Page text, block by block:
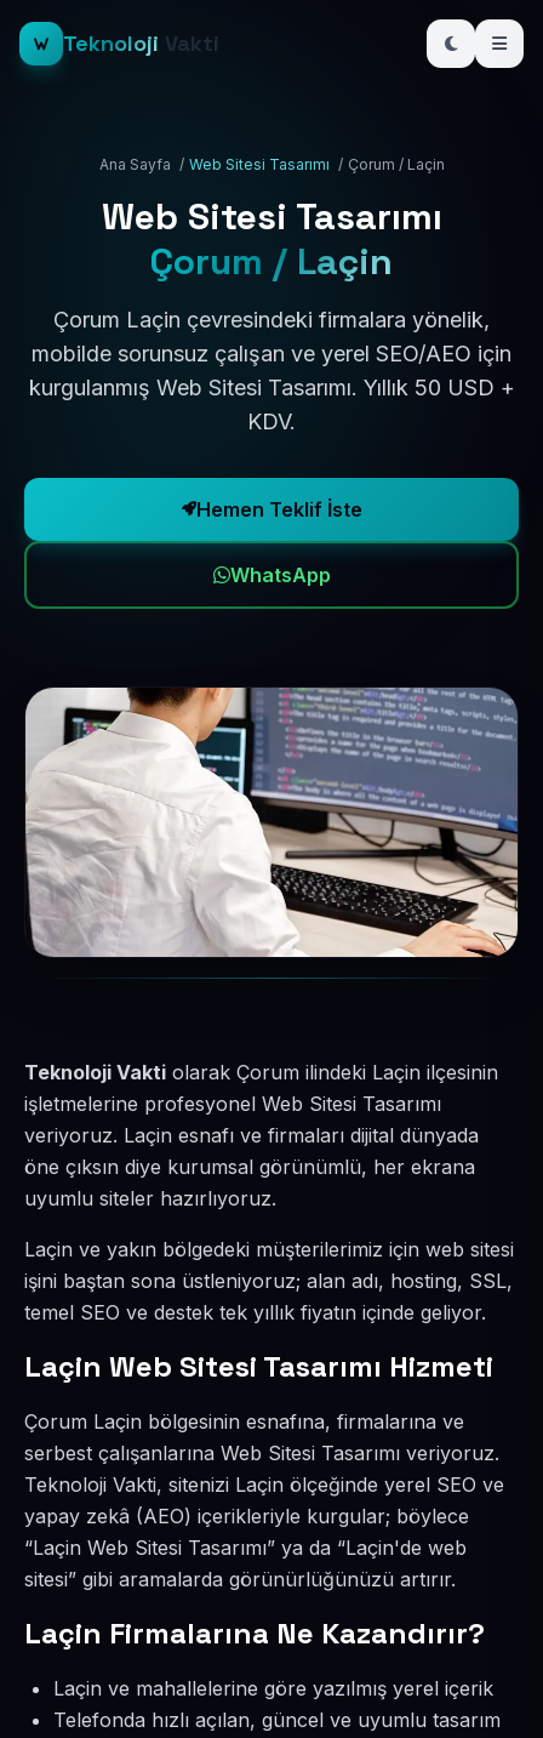
Teknoloji Vakti
Ana Sayfa / Web Sitesi Tasarımı / Çorum / Laçin
Web Sitesi Tasarımı
Çorum / Laçin
Çorum Laçin çevresindeki firmalara yönelik,
mobilde sorunsuz çalışan ve yerel SEO/AEO için
kurgulanmış Web Sitesi Tasarımı. Yıllık 50 USD +
KDV.
Hemen Teklif İste
WhatsApp
Teknoloji Vakti olarak Çorum ilindeki Laçin ilçesinin
işletmelerine profesyonel Web Sitesi Tasarımı
veriyoruz. Laçin esnafı ve firmaları dijital dünyada
öne çıksın diye kurumsal görünümlü, her ekrana
uyumlu siteler hazırlıyoruz.
Laçin ve yakın bölgedeki müşterilerimiz için web sitesi
işini baştan sona üstleniyoruz; alan adı, hosting, SSL,
temel SEO ve destek tek yıllık fiyatın içinde geliyor.
Laçin Web Sitesi Tasarımı Hizmeti
Çorum Laçin bölgesinin esnafına, firmalarına ve
serbest çalışanlarına Web Sitesi Tasarımı veriyoruz.
Teknoloji Vakti, sitenizi Laçin ölçeğinde yerel SEO ve
yapay zekâ (AEO) içerikleriyle kurgular; böylece
“Laçin Web Sitesi Tasarımı” ya da “Laçin'de web
sitesi” gibi aramalarda görünürlüğünüzü artırır.
Laçin Firmalarına Ne Kazandırır?
Laçin ve mahallelerine göre yazılmış yerel içerik
Telefonda hızlı açılan, güncel ve uyumlu tasarım